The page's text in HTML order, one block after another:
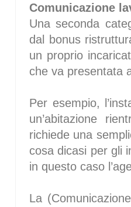
Comunicazione
Una seconda
dal bonus
un proprio
che va presentata
Per esempio,
un’abitazione
richiede una
cosa dicasi per gli
in questo caso
La